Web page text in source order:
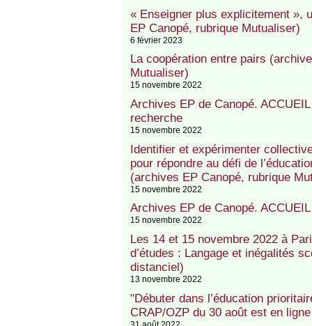
« Enseigner plus explicitement »,
EP Canopé, rubrique Mutualiser)
6 février 2023
La coopération entre pairs
Mutualiser)
15 novembre 2022
Archives EP de Canopé.
recherche
15 novembre 2022
Identifier et expérimenter
pour répondre au défi de
(archives EP Canopé, rubrique
15 novembre 2022
Archives EP de Canopé.
15 novembre 2022
Les 14 et 15 novembre 2022 à
d’études : Langage et inégalités
distanciel)
13 novembre 2022
"Débuter dans l’éducation
CRAP/OZP du 30 août est en
31 août 2022